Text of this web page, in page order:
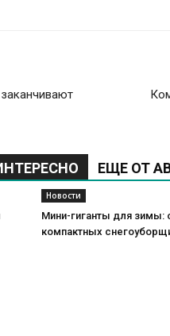
ЕЩЕ ОТ
Новости
Мини-гиганты для зимы:
компактных